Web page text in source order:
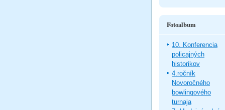
Fotoalbum
10. Konferencia
policajných
historikov
4.ročník
Novoročného
bowlingového
turnaja